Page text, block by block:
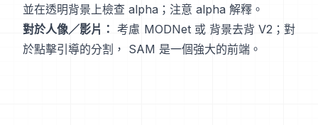
並在透明背景上檢查 alpha；注意 alpha 解釋 。
對於人像／影片： 考慮 MODNet或 背景去背 V2 ；對
於點擊引導的分割， SAM 是一個強大的前端。